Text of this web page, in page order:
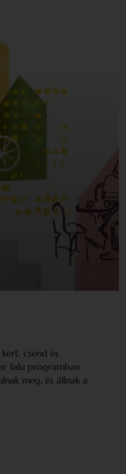
csend és
falu programban
meg, és állnak a